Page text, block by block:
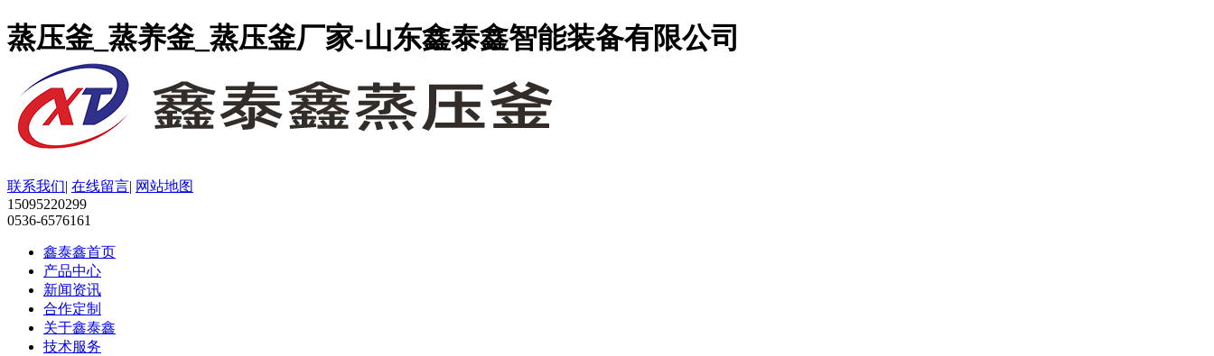
蒸压釜_蒸养釜_蒸压釜厂家-山东鑫泰鑫智能装备有限公司
联系我们| 在线留言| 网站地图
15095220299
0536-6576161
鑫泰鑫首页
产品中心
新闻资讯
合作定制
关于鑫泰鑫
技术服务